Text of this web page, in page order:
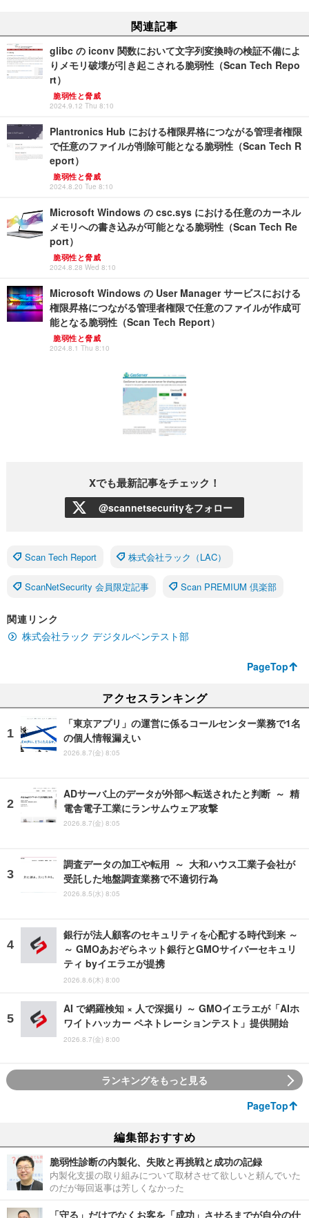
関連記事
glibc の iconv 関数において文字列変換時の検証不備によ
りメモリ破壊が引き起こされる脆弱性（Scan Tech Repo
rt）
脆弱性と脅威
2024.9.12 Thu 8:10
Plantronics Hub における権限昇格につながる管理者権限
で任意のファイルが削除可能となる脆弱性（Scan Tech R
eport）
脆弱性と脅威
2024.8.20 Tue 8:10
Microsoft Windows の csc.sys における任意のカーネル
メモリへの書き込みが可能となる脆弱性（Scan Tech Re
port）
脆弱性と脅威
2024.8.28 Wed 8:10
Microsoft Windows の User Manager サービスにおける
権限昇格につながる管理者権限で任意のファイルが作成可
能となる脆弱性（Scan Tech Report）
脆弱性と脅威
2024.8.1 Thu 8:10
Xでも最新記事をチェック！
@scannetsecurityをフォロー
Scan Tech Report 株式会社ラック（LAC）
ScanNetSecurity 会員限定記事 Scan PREMIUM 倶楽部
関連リンク
株式会社ラック デジタルペンテスト部
PageTop
アクセスランキング
「東京アプリ」の運営に係るコールセンター業務で1名
の個人情報漏えい
2026.8.7(金) 8:05
ADサーバ上のデータが外部へ転送されたと判断 ～ 精
電舎電子工業にランサムウェア攻撃
2026.8.7(金) 8:05
調査データの加工や転用 ～ 大和ハウス工業子会社が
受託した地盤調査業務で不適切行為
2026.8.5(水) 8:05
銀行が法人顧客のセキュリティを心配する時代到来 ～
～ GMOあおぞらネット銀行とGMOサイバーセキュリ
ティ byイエラエが提携
2026.8.6(木) 8:00
AI で網羅検知 × 人で深掘り ～ GMOイエラエが「AIホ
ワイトハッカー ペネトレーションテスト」提供開始
2026.8.7(金) 8:00
ランキングをもっと見る
PageTop
編集部おすすめ
脆弱性診断の内製化、失敗と再挑戦と成功の記録
内製化支援の取り組みについて取材させて欲しいと頼んでいた
のだが毎回返事は芳しくなかった
「守る」だけでなくお客を「成功」させるまでが自分の仕